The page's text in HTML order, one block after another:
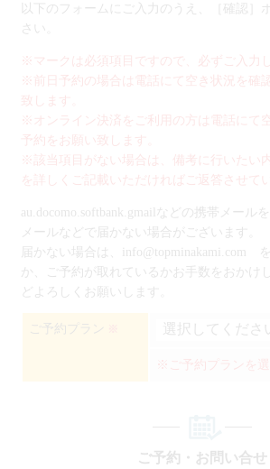
以下のフォームにご入力のうえ、［確認］
さい。
※マークは必須項目ですので、必ずご入力
※前日予約の場合は電話にて空き状況を確
致します。
※オンライン決済をご利用の方は電話にて
予約をお願い致します。
※該当項目がない場合は、備考に行いたい
を詳しくご記載いただければご返答させて
au.docomo.softbank.gmailなどの携帯メール
メールなどで届かない場合がございます。
届かない場合は、info@topminakami.com
か、ご予約が取れているかお手数をおかけ
どよろしくお願いします。
ご予約プラン
※ご予約プランを
ご予約・お問い合せ